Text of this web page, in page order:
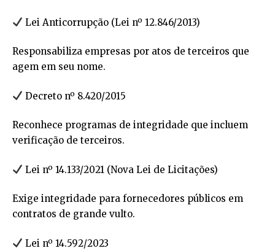
Lei Anticorrupção (Lei nº 12.846/2013)
Responsabiliza empresas por atos de terceiros que
agem em seu nome.
Decreto nº 8.420/2015
Reconhece programas de integridade que incluem
verificação de terceiros.
Lei nº 14.133/2021 (Nova Lei de Licitações)
Exige integridade para fornecedores públicos em
contratos de grande vulto.
Lei nº 14.592/2023